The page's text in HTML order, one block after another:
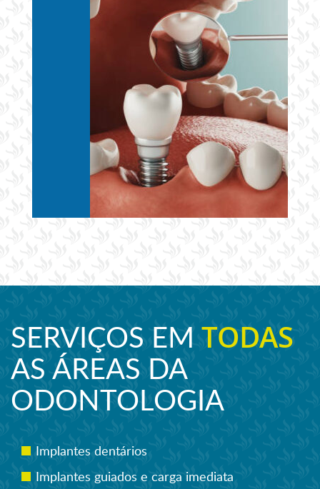
SERVIÇOS EM TODAS
AS ÁREAS DA
ODONTOLOGIA
Implantes dentários
Implantes guiados e carga imediata